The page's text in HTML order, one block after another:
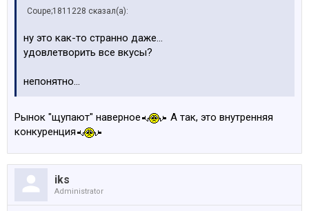
Coupe;1811228 сказал(а):
ну это как-то странно даже...
удовлетворить все вкусы?
непонятно...
Рынок "щупают" наверное
А так, это внутренняя
конкуренция
iks
Administrator